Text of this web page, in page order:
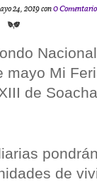
24, 2019 con0
mayo Mi
de
de